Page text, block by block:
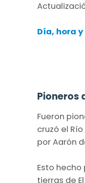
Día, hora
Pioneros
Fueron
cruzó el
por Aarón
Esto
tierras de